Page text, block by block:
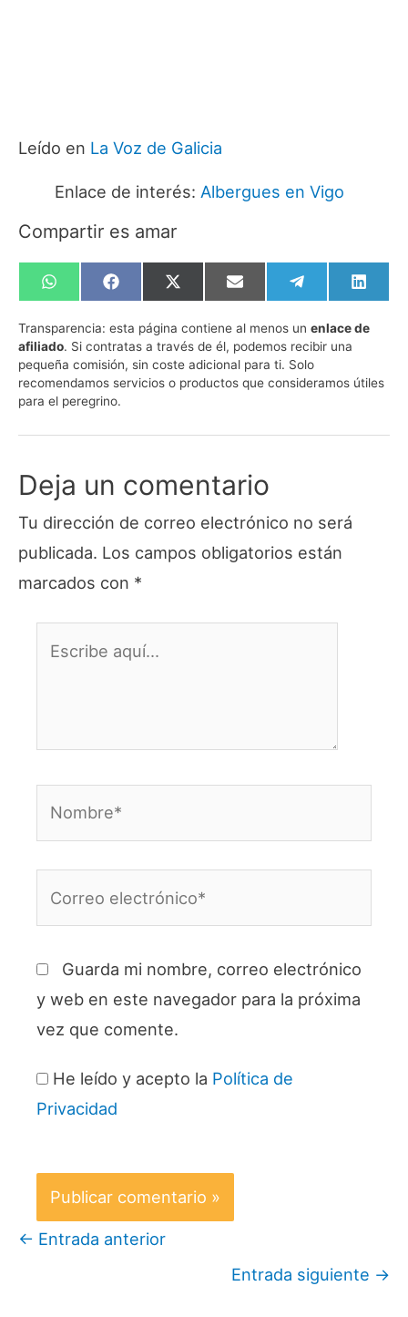
Leído en La Voz de Galicia
Enlace de interés: Albergues en Vigo
Compartir es amar
Compartir
en
WhatsApp
Compartir
en
Facebook
Compartir
en
X
(Twitter)
Compartir
en
Email
Compartir
en
Telegram
en
Transparencia: esta página contiene al menos un enlace de
afiliado. Si contratas a través de él, podemos recibir una
pequeña comisión, sin coste adicional para ti. Solo
recomendamos servicios o productos que consideramos útiles
para el peregrino.
Deja un comentario
Tu dirección de correo electrónico no será
publicada. Los campos obligatorios están
marcados con *
Guarda mi nombre, correo electrónico
y web en este navegador para la próxima
vez que comente.
He leído y acepto la Política de
Privacidad
← Entrada anterior
Entrada siguiente →